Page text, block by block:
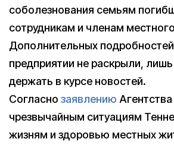
соболезнования семьям
сотрудникам и членам
Дополнительных
предприятии не раскрыли,
держать в курсе новостей.
Согласно заявлению
чрезвычайным ситуациям
жизням и здоровью местных